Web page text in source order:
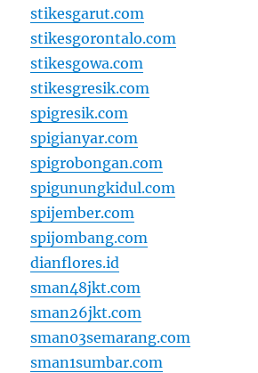
stikesgarut.com
stikesgorontalo.com
stikesgowa.com
stikesgresik.com
spigresik.com
spigianyar.com
spigrobongan.com
spigunungkidul.com
spijember.com
spijombang.com
dianflores.id
sman48jkt.com
sman26jkt.com
sman03semarang.com
sman1sumbar.com